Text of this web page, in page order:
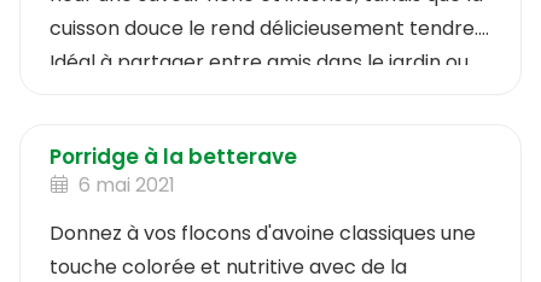
cuisson douce le rend délicieusement tendre.
Idéal à partager entre amis dans le jardin ou
peut être délicieuse et simple.
Porridge à la betterave
6 mai 2021
Donnez à vos flocons d'avoine classiques une
touche colorée et nutritive avec de la